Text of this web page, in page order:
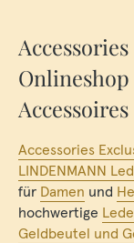
Accessoires
Accessories
LINDENMANN
für Damen und
hochwertige
Geldbeutel und